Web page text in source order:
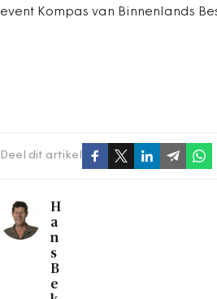
event Kompas van Binnenlands
Deel dit artikel
H
a
n
s
B
e